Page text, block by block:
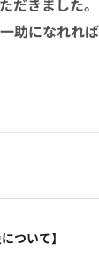
助になれれ
ついて】